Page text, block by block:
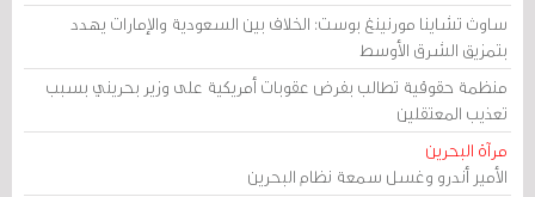
ساوث تشاينا مورنينغ بوست: الخلاف بين السعودية والإمارات يهدد
بتمزيق الشرق الأوسط
منظمة حقوقية تطالب بفرض عقوبات أمريكية على وزير بحريني بسبب
تعذيب المعتقلين
مرآة البحرين
الأمير أندرو وغسل سمعة نظام البحرين